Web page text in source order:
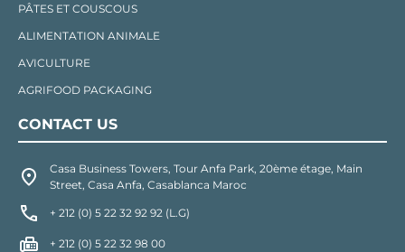
PÂTES ET COUSCOUS
ALIMENTATION ANIMALE
AVICULTURE
AGRIFOOD PACKAGING
CONTACT US
Casa Business Towers, Tour Anfa Park, 20ème étage, Main
Street, Casa Anfa, Casablanca Maroc
+ 212 (0) 5 22 32 92 92 (L.G)
+ 212 (0) 5 22 32 98 00